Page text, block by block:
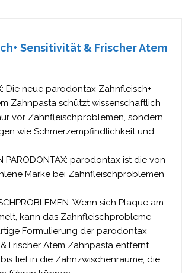
Sensitivität & Frischer Atem
Die neue parodontax Zahnfleisch+
Zahnpasta schützt wissenschaftlich
vor Zahnfleischproblemen, sondern
wie Schmerzempfindlichkeit und
PARODONTAX: parodontax ist die von
Marke bei Zahnfleischproblemen
Wenn sich Plaque am
kann das Zahnfleischprobleme
Formulierung der parodontax
Frischer Atem Zahnpasta entfernt
tief in die Zahnzwischenräume, die